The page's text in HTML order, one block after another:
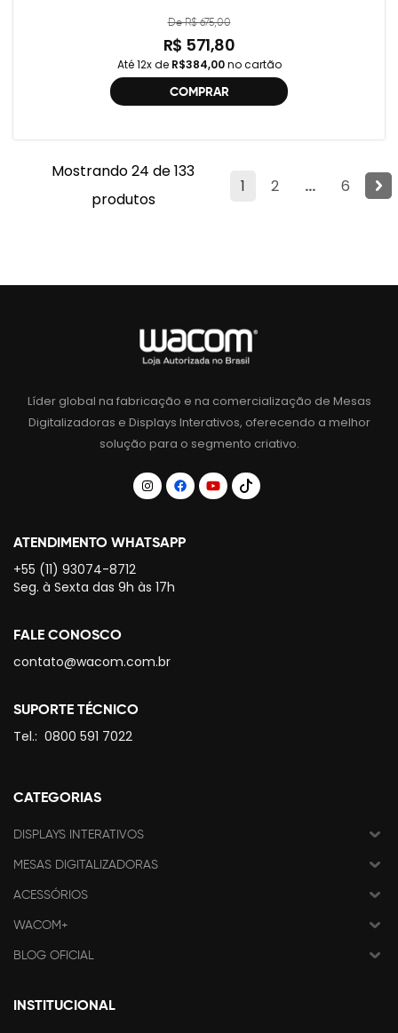
De R$ 675,00
R$ 571,80
Até 12x de R$384,00no cartão
COMPRAR
1 2 ... 6
Mostrando 24 de 133
produtos
Líder global na fabricação e na comercialização de Mesas
Digitalizadoras e Displays Interativos, oferecendo a melhor
solução para o segmento criativo.
ATENDIMENTO WHATSAPP
+55 (11) 93074-8712
Seg. à Sexta das 9h às 17h
FALE CONOSCO
contato@wacom.com.br
SUPORTE TÉCNICO
Tel.: 0800 591 7022
CATEGORIAS
DISPLAYS INTERATIVOS
MESAS DIGITALIZADORAS
ACESSÓRIOS
WACOM+
BLOG OFICIAL
INSTITUCIONAL